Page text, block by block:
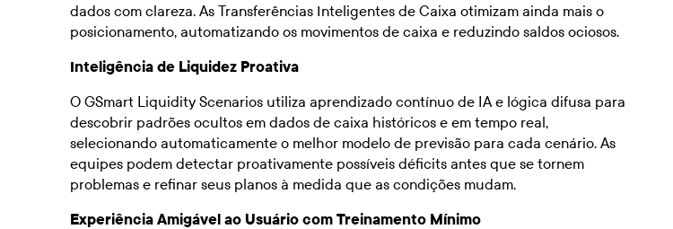
dados com clareza. As Transferências Inteligentes de Caixa otimizam ainda mais o
posicionamento, automatizando os movimentos de caixa e reduzindo saldos ociosos.
Inteligência de Liquidez Proativa
O GSmart Liquidity Scenarios utiliza aprendizado contínuo de IA e lógica difusa para
descobrir padrões ocultos em dados de caixa históricos e em tempo real,
selecionando automaticamente o melhor modelo de previsão para cada cenário. As
equipes podem detectar proativamente possíveis déficits antes que se tornem
problemas e refinar seus planos à medida que as condições mudam.
Experiência Amigável ao Usuário com Treinamento Mínimo